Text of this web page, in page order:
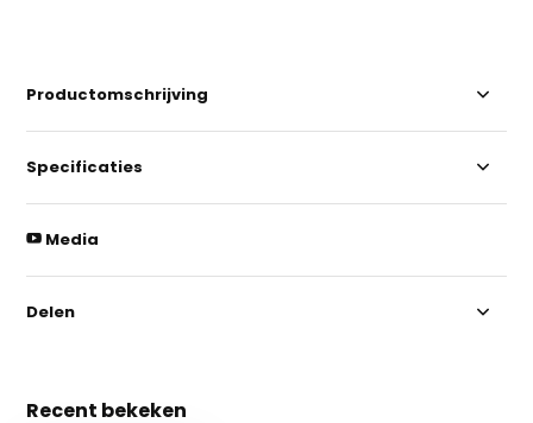
Productomschrijving
Specificaties
Media
Delen
Recent bekeken